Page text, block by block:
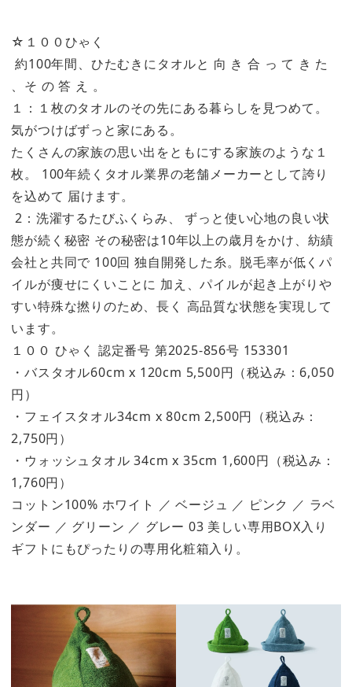
☆１００ひゃく
約100年間、ひたむきにタオルと 向 き 合 っ て き た
、そ の 答 え 。
１：１枚のタオルのその先にある暮らしを見つめて。
気がつけばずっと家にある。
たくさんの家族の思い出をともにする家族のような１
枚。 100年続くタオル業界の老舗メーカーとして誇り
を込めて 届けます。
2：洗濯するたびふくらみ、 ずっと使い心地の良い状
態が続く秘密 その秘密は10年以上の歳月をかけ、紡績
会社と共同で 100回 独自開発した糸。脱毛率が低くパ
イルが痩せにくいことに 加え、パイルが起き上がりや
すい特殊な撚りのため、長く 高品質な状態を実現して
います。
１００ ひゃく 認定番号 第2025-856号 153301
・バスタオル60cm x 120cm 5,500円（税込み：6,050
円）
・フェイスタオル34cm x 80cm 2,500円（税込み：
2,750円）
・ウォッシュタオル 34cm x 35cm 1,600円（税込み：
1,760円）
コットン100% ホワイト ／ ベージュ ／ ピンク ／ ラベ
ンダー ／ グリーン ／ グレー 03 美しい専用BOX入り
ギフトにもぴったりの専用化粧箱入り。